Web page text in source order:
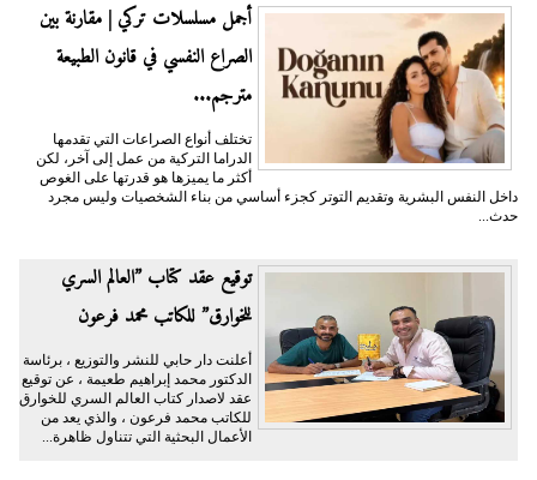
أجمل مسلسلات تركي | مقارنة بين
الصراع النفسي في قانون الطبيعة
مترجم...
تختلف أنواع الصراعات التي تقدمها
الدراما التركية من عمل إلى آخر، لكن
أكثر ما يميزها هو قدرتها على الغوص
داخل النفس البشرية وتقديم التوتر كجزء أساسي من بناء الشخصيات وليس مجرد
حدث...
توقيع عقد كتاب ”العالم السري
للخوارق” للكاتب محمد فرعون
أعلنت دار حابي للنشر والتوزيع ، برئاسة
الدكتور محمد إبراهيم طعيمة ، عن توقيع
عقد لاصدار كتاب العالم السري للخوارق
للكاتب محمد فرعون ، والذي يعد من
الأعمال البحثية التي تتناول ظاهرة...